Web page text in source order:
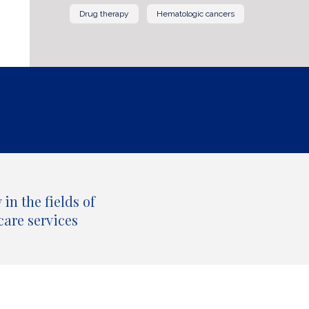
Drug therapy Hematologic cancers
the fields of
services